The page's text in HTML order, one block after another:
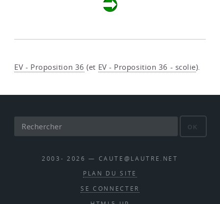
EV - Proposition 36 (et EV - Proposition 36 - scolie).
OK
2003- 2026 — CAUTE@LAUTRE.NET
PLAN DU SITE
SE CONNECTER